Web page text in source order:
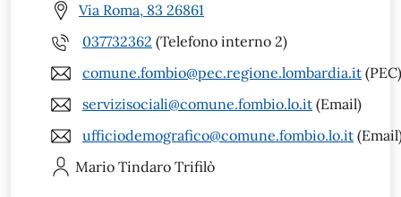
Via Roma, 83 26861
037732362 (Telefono interno 2)
comune.fombio@pec.regione.lombardia.it (PEC)
servizisociali@comune.fombio.lo.it (Email)
ufficiodemografico@comune.fombio.lo.it
Mario Tindaro Trifilò